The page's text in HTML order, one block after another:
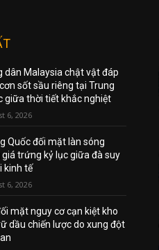
dân Malaysia chật vật đáp
sốt sầu riêng tại Trung
giữa thời tiết khắc nghiệt
6, 2026
Quốc đối mặt làn sóng
trứng kỷ lục giữa đà suy
kinh tế
6, 2026
mặt nguy cơ cạn kiệt kho
dầu chiến lược do xung đột